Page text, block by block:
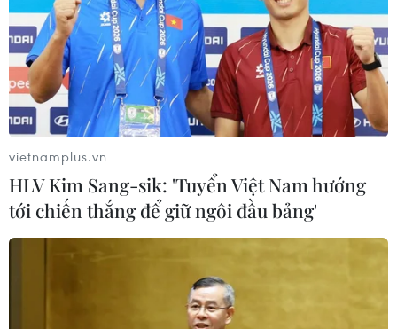
vietnamplus.vn
HLV Kim Sang-sik: 'Tuyển Việt Nam hướng
tới chiến thắng để giữ ngôi đầu bảng'